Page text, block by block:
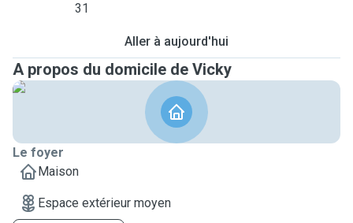
31
Aller à aujourd'hui
A propos du domicile de Vicky
Le foyer
Maison
Espace extérieur moyen